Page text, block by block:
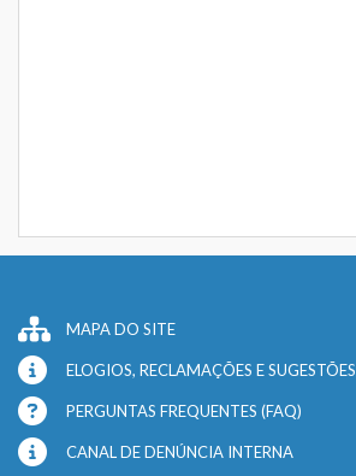
MAPA DO SITE
ELOGIOS, RECLAMAÇÕES E SUGESTÕES
PERGUNTAS FREQUENTES (FAQ)
CANAL DE DENÚNCIA INTERNA